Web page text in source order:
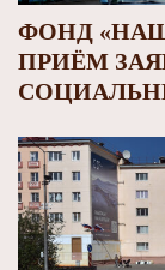
ФОНД
ПРИЁМ